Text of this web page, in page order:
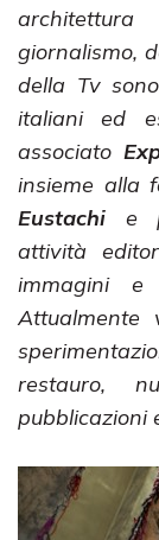
giornalismo,
della Tv
italiani ed
associato
insieme alla
Eustachi e
attività
immagini
restauro,
pubblicazioni